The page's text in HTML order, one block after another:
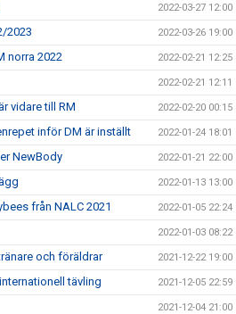
2022-03-27 12:00
2023 2022-03-26 19:00
norra 2022 2022-02-21 12:25
2022-02-21 12:11
vidare till RM 2022-02-20 00:15
inför DM är inställt 2022-01-24 18:01
NewBody 2022-01-21 22:00
2022-01-13 13:00
från NALC 2021 2022-01-05 22:24
2022-01-03 08:22
och föräldrar 2021-12-22 19:00
tävling 2021-12-05 22:59
2021-12-04 21:00